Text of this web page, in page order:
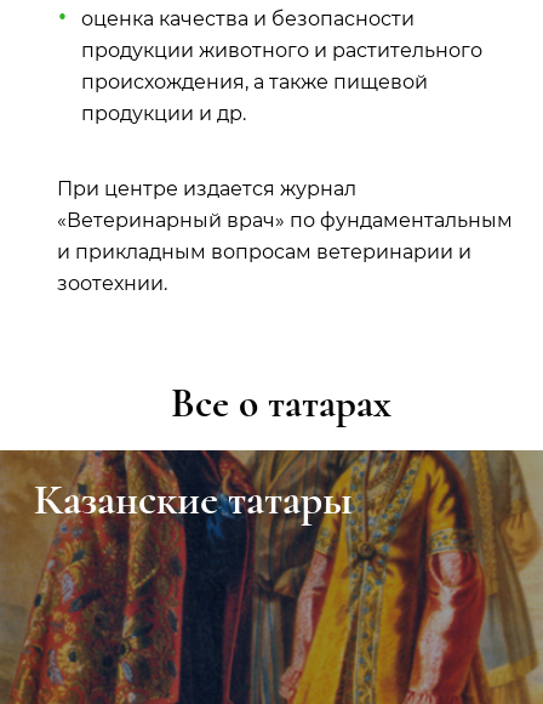
оценка качества и безопасности
продукции животного и растительного
происхождения, а также пищевой
продукции и др.
При центре издается журнал
«Ветеринарный врач» по фундаментальным
и прикладным вопросам ветеринарии и
зоотехнии.
Все о татарах
Казанские татары